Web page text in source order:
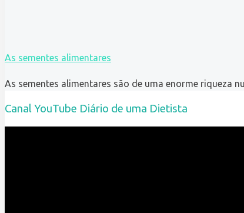
As sementes alimentares
As sementes alimentares são de uma enorme riqueza
Canal YouTube Diário de uma Dietista